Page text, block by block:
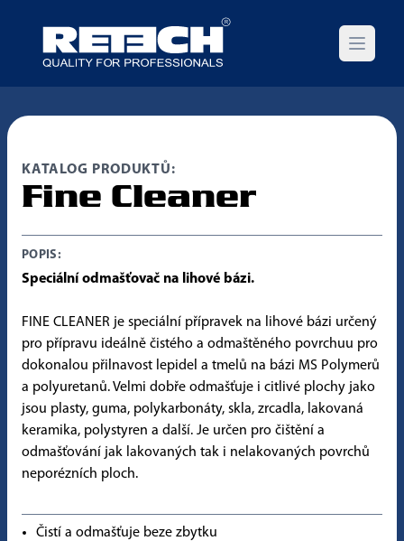
Open
KATALOG PRODUKTŮ:
Fine Cleaner
POPIS:
Speciální odmašťovač na lihové bázi.
FINE CLEANER je speciální přípravek na lihové bázi určený
pro přípravu ideálně čistého a odmaštěného povrchuu pro
dokonalou přilnavost lepidel a tmelů na bázi MS Polymerů
a polyuretanů. Velmi dobře odmašťuje i citlivé plochy jako
jsou plasty, guma, polykarbonáty, skla, zrcadla, lakovaná
keramika, polystyren a další. Je určen pro čištění a
odmašťování jak lakovaných tak i nelakovaných povrchů
neporézních ploch.
Čistí a odmašťuje beze zbytku